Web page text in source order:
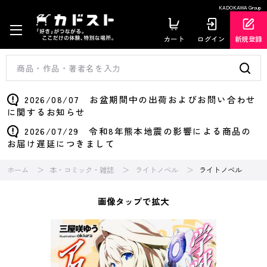
KADOKAWA Group
カート ログイン 新規登録
2026/08/07 お盆期間中の出荷およびお問い合わせ
に関するお知らせ
2026/07/29 令和8年熊本地震の影響による商品の
お届け遅延につきまして
ホーム 本・コミック・雑誌 ライトノベル ライトノベル
画像タップで拡大